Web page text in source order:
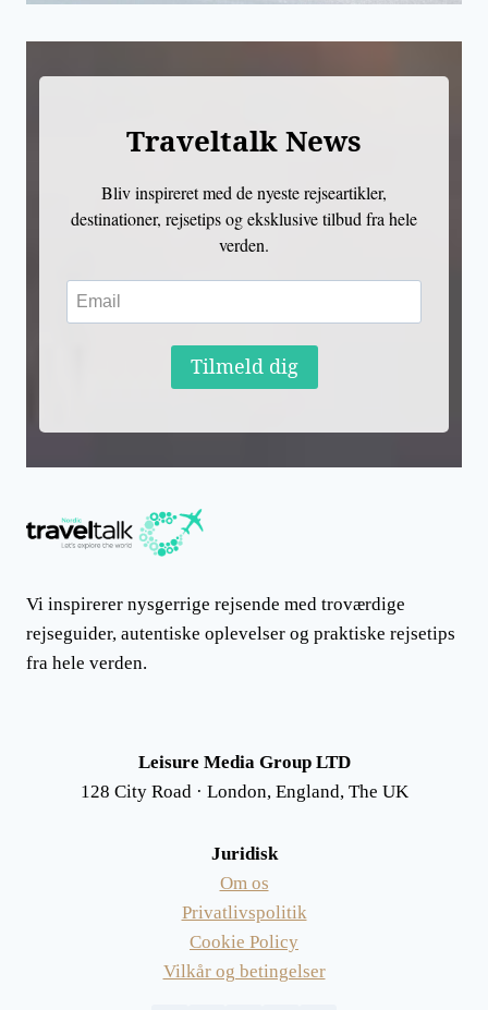
Traveltalk News
Bliv inspireret med de nyeste rejseartikler,
destinationer, rejsetips og eksklusive tilbud fra hele
verden.
Tilmeld dig
Vi inspirerer nysgerrige rejsende med troværdige
rejseguider, autentiske oplevelser og praktiske rejsetips
fra hele verden.
Leisure Media Group LTD
128 City Road · London, England, The UK
Juridisk
Om os
Privatlivspolitik
Cookie Policy
Vilkår og betingelser